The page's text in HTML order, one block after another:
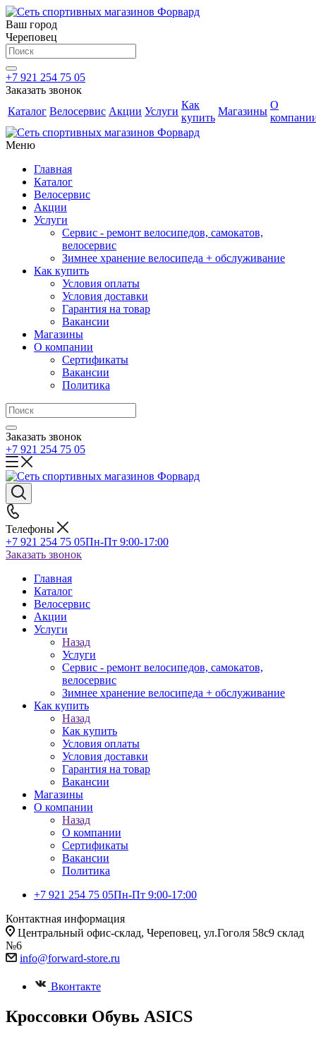
Ваш город
Череповец
+7 921 254 75 05
Заказать звонок
Каталог Велосервис Акции Услуги
Как
купить
Магазины
О
Меню
Главная
Каталог
Велосервис
Акции
Услуги
Сервис - ремонт велосипедов, самокатов,
велосервис
Зимнее хранение велосипеда + обслуживание
Как купить
Условия оплаты
Условия доставки
Гарантия на товар
Вакансии
Магазины
О компании
Сертификаты
Вакансии
Политика
Заказать звонок
+7 921 254 75 05
Телефоны
+7 921 254 75 05Пн-Пт 9:00-17:00
Заказать звонок
Главная
Каталог
Велосервис
Акции
Услуги
Назад
Услуги
Сервис - ремонт велосипедов, самокатов,
велосервис
Зимнее хранение велосипеда + обслуживание
Как купить
Назад
Как купить
Условия оплаты
Условия доставки
Гарантия на товар
Вакансии
Магазины
О компании
Назад
О компании
Сертификаты
Вакансии
Политика
+7 921 254 75 05Пн-Пт 9:00-17:00
Контактная информация
Центральный офис-склад, Череповец, ул.Гоголя 58с9 склад
№6
info@forward-store.ru
Вконтакте
Кроссовки Обувь ASICS